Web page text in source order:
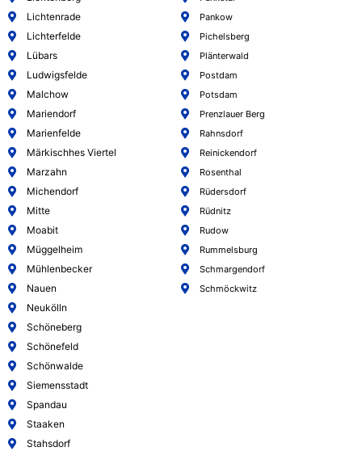
Lichtenrade
Lichterfelde
Lübars
Ludwigsfelde
Malchow
Mariendorf
Marienfelde
Märkischhes Viertel
Marzahn
Michendorf
Mitte
Moabit
Müggelheim
Mühlenbecker
Nauen
Neukölln
Pankow
Pichelsberg
Plänterwald
Postdam
Potsdam
Prenzlauer Berg
Rahnsdorf
Reinickendorf
Rosenthal
Rüdersdorf
Rüdnitz
Rudow
Rummelsburg
Schmargendorf
Schmöckwitz
Schöneberg
Schönefeld
Schönwalde
Siemensstadt
Spandau
Staaken
Stahsdorf